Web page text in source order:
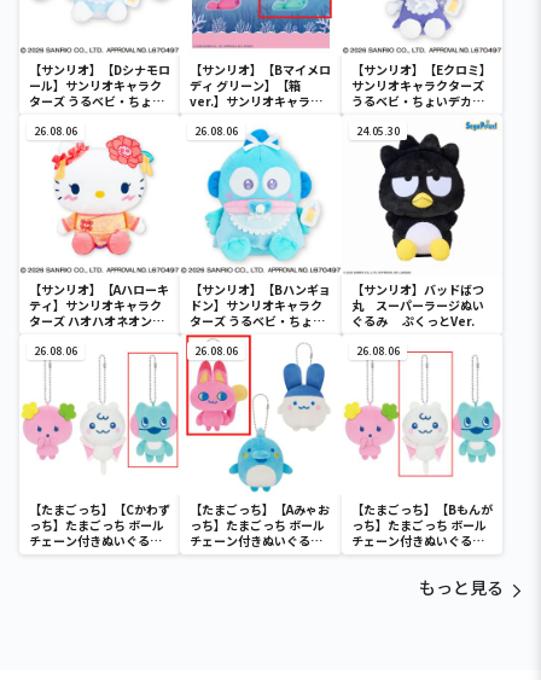
【サンリオ】【Dシナモロ
ール】サンリオキャラク
ターズ うるベビ・ちょい
【サンリオ】【Bマイメロ
ディ グリーン】【箱
ver.】サンリオキャラク
SOFVIMATES～マイメロ
ディ マーメイドver. ～
【サンリオ】【Eクロミ】
サンリオキャラクターズ
うるベビ・ちょいデカド
26.08.06
【サンリオ】【Aハローキ
ティ】サンリオキャラク
ターズ ハオハオネオンタ
26.08.06
【サンリオ】【Bハンギョ
ドン】サンリオキャラク
ターズ うるベビ・ちょい
デカドール
24.05.30
【サンリオ】バッドばつ
丸 スーパーラージぬい
ぐるみ ぷくっとVer.
26.08.06
【たまごっち】【Cかわず
っち】たまごっち ボール
チェーン付きぬいぐるみ
～Tamagotchi
26.08.06
【たまごっち】【Aみゃお
っち】たまごっち ボール
チェーン付きぬいぐるみ
～Tamagotchi
26.08.06
【たまごっち】【Bもんが
っち】たまごっち ボール
チェーン付きぬいぐるみ
～Tamagotchi
もっと見る